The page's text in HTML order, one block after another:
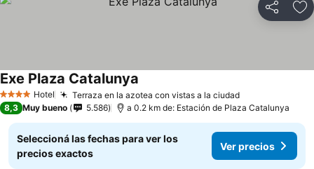
Compartir
4 EstrellasHotel Terraza en la azotea con vistas a la ciudad
Exe Plaza Catalunya
8,3 Muy bueno 5.586 a 0.2 km de: Estación de Plaza Catalunya
Seleccioná las fechas para ver los
precios exactos
Ver precios